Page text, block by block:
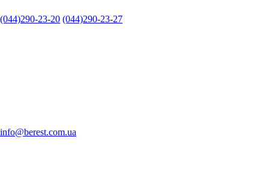
(044)290-23-20 (044)290-23-27
info@berest.com.ua